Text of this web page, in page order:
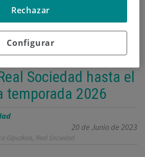
amplía su
Servicio médico
Sociedad hasta el
temporada 2026
20 de Junio de 2023
Gipuzkoa, Real Sociedad
Configurar
Rechazar